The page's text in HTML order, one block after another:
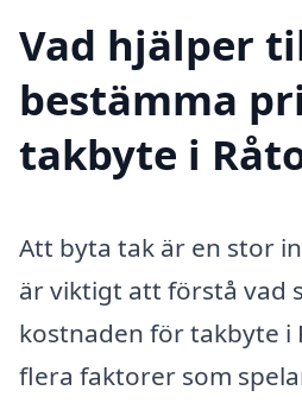
Vad hjälper
bestämma
takbyte i
Att byta tak är en stor
är viktigt att förstå vad
kostnaden för takbyte i
flera faktorer som